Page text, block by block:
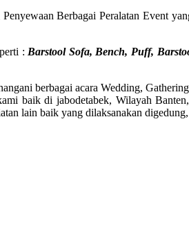
Berbagai Peralatan Event
:Barstool Sofa, Bench, Puff,
berbagai acara Wedding,
baik di jabodetabek, Wilayah
lain baik yang dilaksanakan